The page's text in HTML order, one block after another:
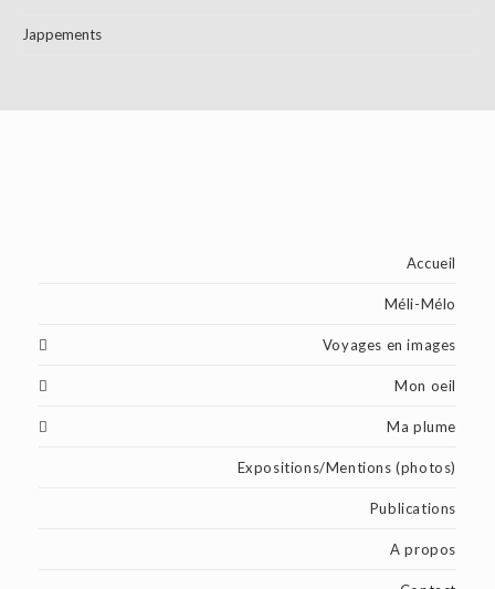
Jappements
Accueil
Méli-Mélo
Voyages en images
Mon oeil
Ma plume
Expositions/Mentions (photos)
Publications
A propos